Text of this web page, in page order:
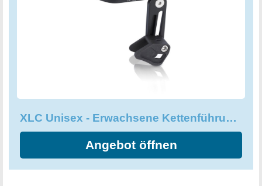
XLC Unisex - Erwachsene Kettenführung-2501105420
Angebot öffnen